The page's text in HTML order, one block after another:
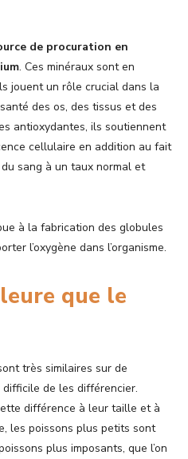
de procuration en
. Ces minéraux sont en
jouent un rôle crucial dans la
des os, des tissus et des
antioxydantes, ils soutiennent
cellulaire en addition au fait
sang à un taux normal et
à la fabrication des globules
l’oxygène dans l’organisme.
que le
très similaires sur de
de les différencier.
différence à leur taille et à
les poissons plus petits sont
plus imposants, que l’on